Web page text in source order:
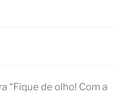
“Fique de olho! Com a